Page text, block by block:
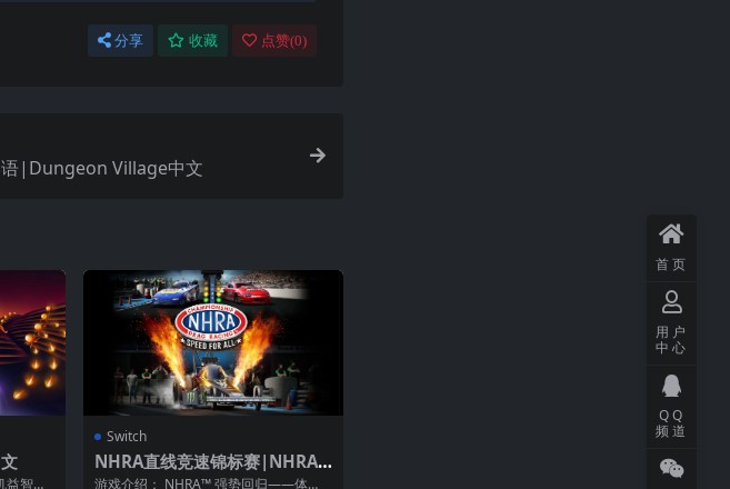
分享 收藏 点赞(0)
语|Dungeon Village中文
益智射
Switch
NHRA直线竞速锦标赛|NHRA
Championship Drag Racing:
游戏介绍： NHRA™ 强势回归——体
首页
用户
中心
QQ
频道